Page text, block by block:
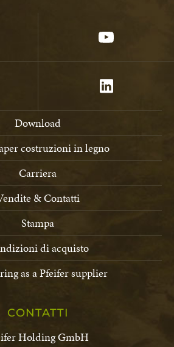
Download
costruzioni in legno
Carriera
& Contatti
Stampa
di acquisto
as a Pfeifer supplier
CONTATTI
Holding GmbH